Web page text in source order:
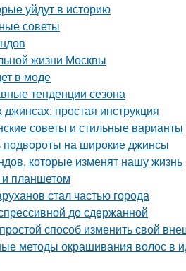
уйдут в историю
советы
жизни Москвы
в моде
тенденции сезона
простая инструкция
советы и стильные варианты
подвороты на широкие джинсы
которые изменят нашу жизнь
планшетом
стал частью города
до сдержанной
способ изменить свой
методы окрашивания волос в